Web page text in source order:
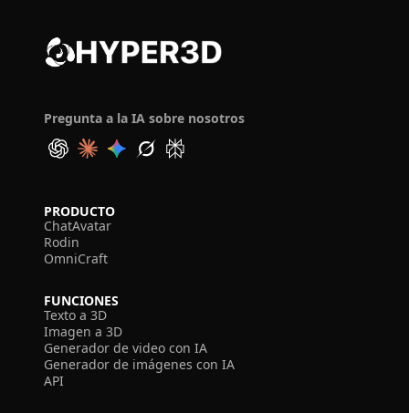
Pregunta a la IA sobre nosotros
PRODUCTO
ChatAvatar
Rodin
OmniCraft
FUNCIONES
Texto a 3D
Imagen a 3D
Generador de video con IA
Generador de imágenes con IA
API